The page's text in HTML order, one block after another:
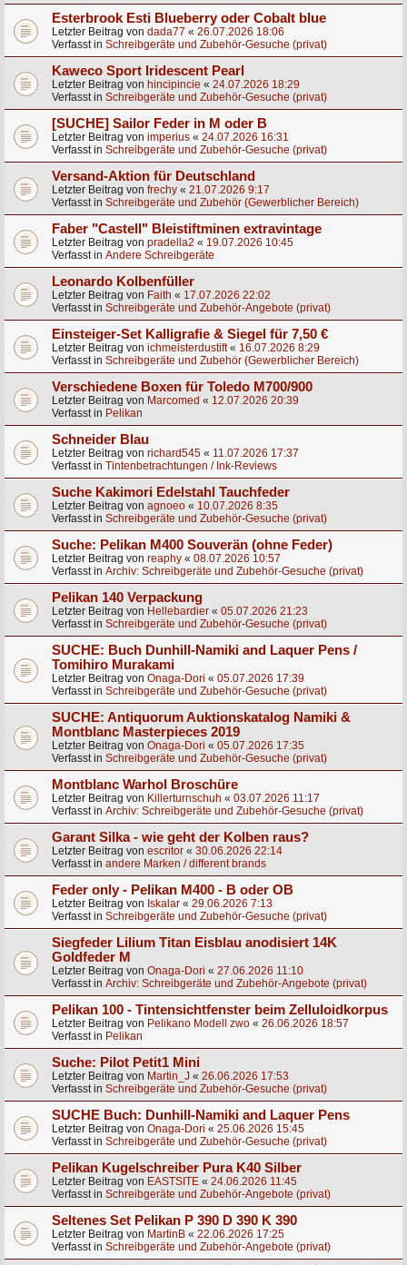
Esterbrook Esti Blueberry oder Cobalt blue
Letzter Beitrag von dada77 « 26.07.2026 18:06
Verfasst in Schreibgeräte und Zubehör-Gesuche (privat)
Kaweco Sport Iridescent Pearl
Letzter Beitrag von hincipincie « 24.07.2026 18:29
Verfasst in Schreibgeräte und Zubehör-Gesuche (privat)
[SUCHE] Sailor Feder in M oder B
Letzter Beitrag von imperius « 24.07.2026 16:31
Verfasst in Schreibgeräte und Zubehör-Gesuche (privat)
Versand-Aktion für Deutschland
Letzter Beitrag von frechy « 21.07.2026 9:17
Verfasst in Schreibgeräte und Zubehör (Gewerblicher Bereich)
Faber "Castell" Bleistiftminen extravintage
Letzter Beitrag von pradella2 « 19.07.2026 10:45
Verfasst in Andere Schreibgeräte
Leonardo Kolbenfüller
Letzter Beitrag von Faith « 17.07.2026 22:02
Verfasst in Schreibgeräte und Zubehör-Angebote (privat)
Einsteiger-Set Kalligrafie & Siegel für 7,50 €
Letzter Beitrag von ichmeisterdustift« 16.07.2026 8:29
Verfasst in Schreibgeräte und Zubehör (Gewerblicher Bereich)
Verschiedene Boxen für Toledo M700/900
Letzter Beitrag von Marcomed « 12.07.2026 20:39
Verfasst in Pelikan
Schneider Blau
Letzter Beitrag von richard545 « 11.07.2026 17:37
Verfasst in Tintenbetrachtungen / Ink-Reviews
Suche Kakimori Edelstahl Tauchfeder
Letzter Beitrag von agnoeo « 10.07.2026 8:35
Verfasst in Schreibgeräte und Zubehör-Gesuche (privat)
Suche: Pelikan M400 Souverän (ohne Feder)
Letzter Beitrag von reaphy « 08.07.2026 10:57
Verfasst in Archiv: Schreibgeräte und Zubehör-Gesuche (privat)
Pelikan 140 Verpackung
Letzter Beitrag von Hellebardier « 05.07.2026 21:23
Verfasst in Schreibgeräte und Zubehör-Gesuche (privat)
SUCHE: Buch Dunhill-Namiki and Laquer Pens /
Tomihiro Murakami
Letzter Beitrag von Onaga-Dori « 05.07.2026 17:39
Verfasst in Schreibgeräte und Zubehör-Gesuche (privat)
SUCHE: Antiquorum Auktionskatalog Namiki &
Montblanc Masterpieces 2019
Letzter Beitrag von Onaga-Dori « 05.07.2026 17:35
Verfasst in Schreibgeräte und Zubehör-Gesuche (privat)
Montblanc Warhol Broschüre
Letzter Beitrag von Killerturnschuh « 03.07.2026 11:17
Verfasst in Archiv: Schreibgeräte und Zubehör-Gesuche (privat)
Garant Silka - wie geht der Kolben raus?
Letzter Beitrag von escritor « 30.06.2026 22:14
Verfasst in andere Marken / different brands
Feder only - Pelikan M400 - B oder OB
Letzter Beitrag von Iskalar « 29.06.2026 7:13
Verfasst in Schreibgeräte und Zubehör-Gesuche (privat)
Siegfeder Lilium Titan Eisblau anodisiert 14K
Goldfeder M
Letzter Beitrag von Onaga-Dori « 27.06.2026 11:10
Verfasst in Archiv: Schreibgeräte und Zubehör-Angebote (privat)
Pelikan 100 - Tintensichtfenster beim Zelluloidkorpus
Letzter Beitrag von Pelikano Modell zwo « 26.06.2026 18:57
Verfasst in Pelikan
Suche: Pilot Petit1 Mini
Letzter Beitrag von Martin_J « 26.06.2026 17:53
Verfasst in Schreibgeräte und Zubehör-Gesuche (privat)
SUCHE Buch: Dunhill-Namiki and Laquer Pens
Letzter Beitrag von Onaga-Dori « 25.06.2026 15:45
Verfasst in Schreibgeräte und Zubehör-Gesuche (privat)
Pelikan Kugelschreiber Pura K40 Silber
Letzter Beitrag von EASTSITE « 24.06.2026 11:45
Verfasst in Schreibgeräte und Zubehör-Angebote (privat)
Seltenes Set Pelikan P 390 D 390 K 390
Letzter Beitrag von MartinB « 22.06.2026 17:25
Verfasst in Schreibgeräte und Zubehör-Angebote (privat)